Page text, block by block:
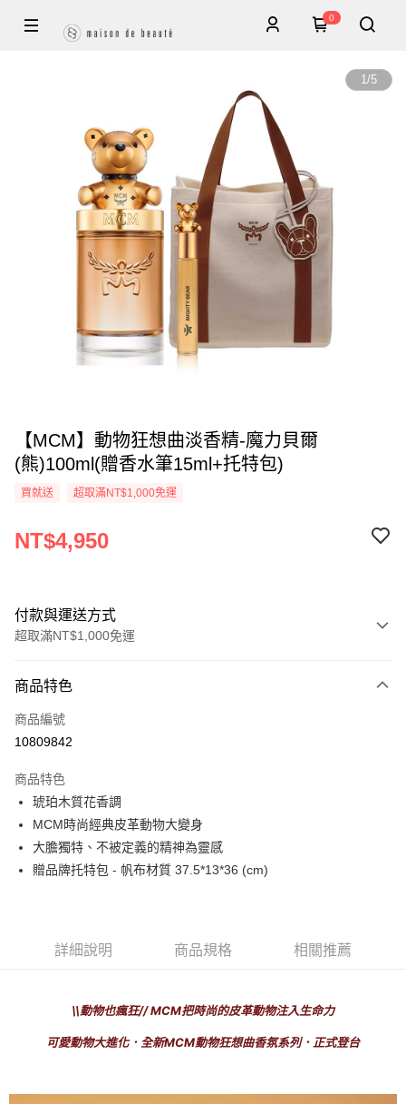
0
1/5
【MCM】動物狂想曲淡香精-魔力貝爾
(熊)100ml(贈香水筆15ml+托特包)
買就送 超取滿NT$1,000免運
NT$4,950
付款與運送方式
超取滿NT$1,000免運
信用卡一次付款
ATM付款
運送方式
付款後全家取貨
每筆NT$80，滿NT$1,000(含以上)免運費
付款後萊爾富取貨
每筆NT$80，滿NT$1,000(含以上)免運費
每筆NT$80，滿NT$1,000(含以上)免運費
商品特色
商品編號
10809842
商品特色
琥珀木質花香調
MCM時尚經典皮革動物大變身
大膽獨特、不被定義的精神為靈感
贈品牌托特包 - 帆布材質 37.5*13*36 (cm)
詳細說明 商品規格 相關推薦
\\動物也瘋狂// MCM把時尚的皮革動物注入生命力
可愛動物大進化．全新MCM動物狂想曲香氛系列．正式登台